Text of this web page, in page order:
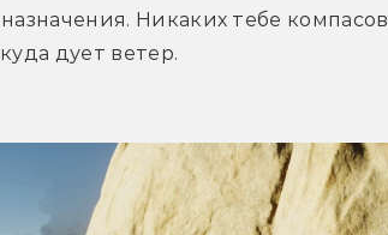
Никаких тебе компасов
дует ветер.